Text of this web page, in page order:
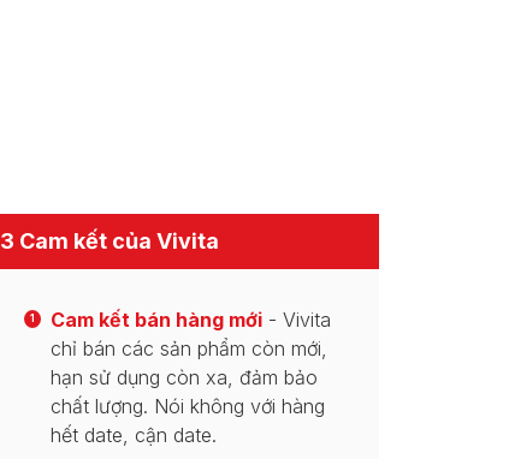
3 Cam kết của Vivita
1 Cam kết bán hàng mới - Vivita
chỉ bán các sản phẩm còn mới,
hạn sử dụng còn xa, đảm bảo
chất lượng. Nói không với hàng
hết date, cận date.